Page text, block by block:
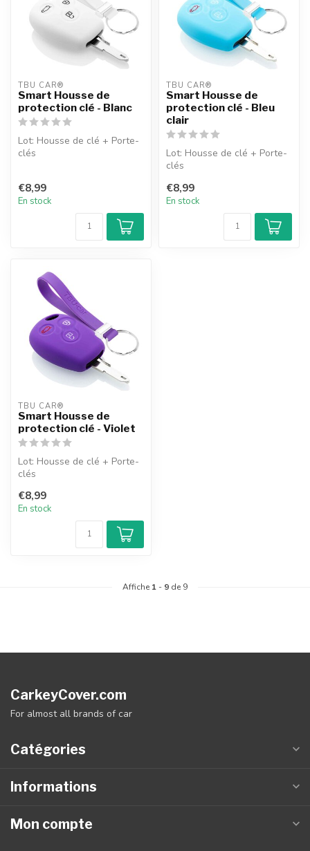
TBU CAR®
Smart Housse de
protection clé - Blanc
Lot: Housse de clé + Porte-
clés
€8,99
En stock
TBU CAR®
Smart Housse de
protection clé - Bleu
clair
Lot: Housse de clé + Porte-
clés
€8,99
En stock
TBU CAR®
Smart Housse de
protection clé - Violet
Lot: Housse de clé + Porte-
clés
€8,99
En stock
Affiche 1 - 9 de 9
CarkeyCover.com
For almost all brands of car
Catégories
Informations
Mon compte